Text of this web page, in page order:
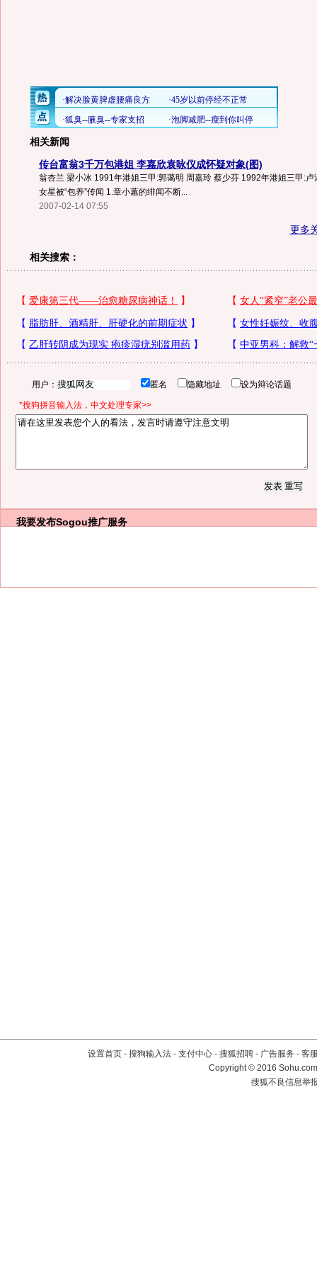
相关新闻
传台富翁3千万包港姐 李嘉欣袁咏仪成怀疑对象(图)
翁杏兰 梁小冰 1991年港姐三甲:郭蔼明 周嘉玲 蔡少芬 1992年港姐三甲:卢
女星被“包养”传闻 1.章小蕙的绯闻不断...
2007-02-14 07:55
更多
相关搜索：
用户： 匿名 隐藏地址 设为辩论话题
*搜狗拼音输入法，中文处理专家>>
我要发布Sogou推广服务
设置首页 - 搜狗输入法 - 支付中心 - 搜狐招聘 - 广告服务 - 客
Copyright©2016
搜狐不良信息举